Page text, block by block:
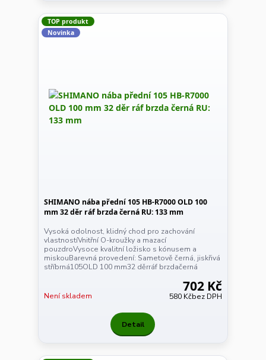
TOP produkt
Novinka
SHIMANO nába přední 105 HB-R7000 OLD 100
mm 32 děr ráf brzda černá RU: 133 mm
Vysoká odolnost, klidný chod pro zachování
vlastnostíVnitřní O-kroužky a mazací
pouzdroVysoce kvalitní ložisko s kónusem a
miskouBarevná provedení: Sametově černá, jiskřivá
stříbrná105OLD 100 mm32 děrráf brzdačerná
702 Kč
580 Kčbez DPH
Není skladem
Detail